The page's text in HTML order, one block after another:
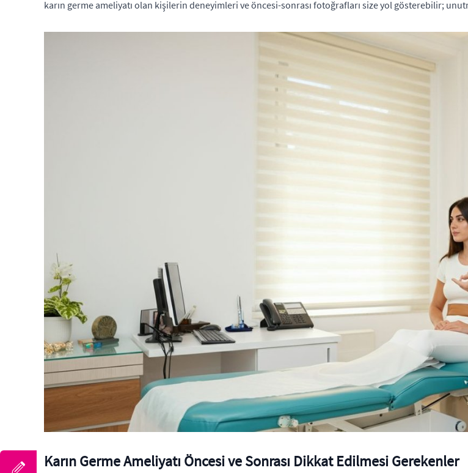
karın germe ameliyatı olan kişilerin deneyimleri ve öncesi-sonrası fotoğrafları size yol gösterebilir;
Karın Germe Ameliyatı Öncesi ve Sonrası Dikkat Edilmesi Gerekenler